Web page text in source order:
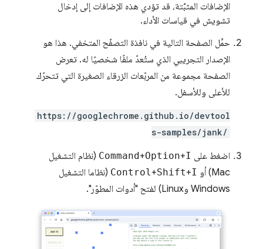
الإضافات المثبَّتة، قد تؤدي هذه الإضافات إلى إدخال
تشويش في قياسات الأداء.
حمِّل الصفحة التالية في نافذة التصفّح المتخفي. هذا هو
الإصدار التجريبي الذي ستُعدّ ملفًا شخصيًا له. تعرض
الصفحة مجموعة من المربّعات الزرقاء الصغيرة التي تتحرّك
للأعلى وللأسفل.
https://googlechrome.github.io/devtool
s-samples/jank/
اضغط على Command+Option+I
(نظام التشغيل
Mac) أو
Control+Shift+I
(نظاما التشغيل
Windows وLinux) لفتح "أدوات المطوّر".